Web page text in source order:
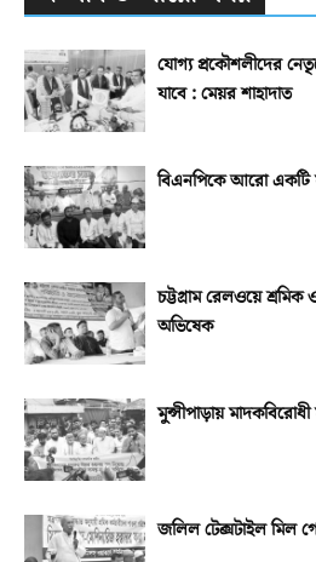
যোগ্য প্রকৌশলীদের
যাবে : মেয়র শাহাদাত
বিএনপিকে আরো একটি
চট্টগ্রাম রেলওয়ে
অভিষেক
মুন্সীপাড়ায়
জলিল টেক্সটাইল মিল